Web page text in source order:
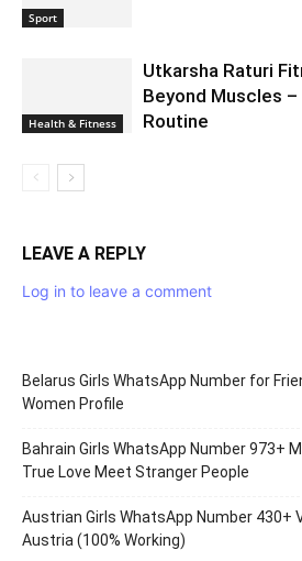
Sport
Health & Fitness
Utkarsha Raturi
Beyond Muscles
Routine
LEAVE A REPLY
Log in to leave a comment
Belarus Girls WhatsApp Number for
Women Profile
Bahrain Girls WhatsApp Number 973+
True Love Meet Stranger People
Austrian Girls WhatsApp Number 430+
Austria (100% Working)